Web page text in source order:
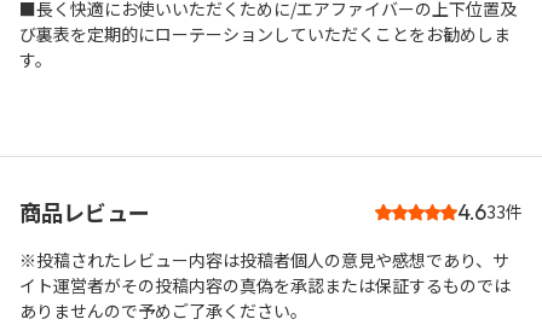
■長く快適にお使いいただくために/エアファイバーの上下位置及
び裏表を定期的にローテーションしていただくことをお勧めしま
す。
商品レビュー 4.633件
※投稿されたレビュー内容は投稿者個人の意見や感想であり、サ
イト運営者がその投稿内容の真偽を承認または保証するものでは
ありませんので予めご了承ください。